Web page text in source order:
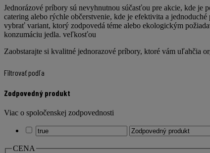
Jednorázové príbory sú nevyhnutnou súčasťou pre akcie, kde je
catering alebo rýchle občerstvenie, kde je efektivita a
vybrať variant, ktorý zodpovedá téme alebo ekologickým
konzumáciu jedla. veľkosťou
Zaobstarajte si kvalitné jednorazové príbory, ktoré vám uľahčia
Filtrovať podľa
Zodpovedný produkt
Viac o spoločenskej zodpovednosti
CENA